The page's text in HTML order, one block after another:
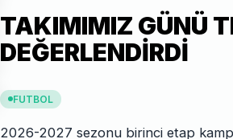
TAKIMIMIZ GÜNÜ
DEĞERLENDIRDI
FUTBOL
2026-2027 sezonu birinci etap kamp